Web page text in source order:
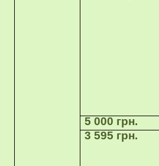
5 000 грн.
3 595 грн.